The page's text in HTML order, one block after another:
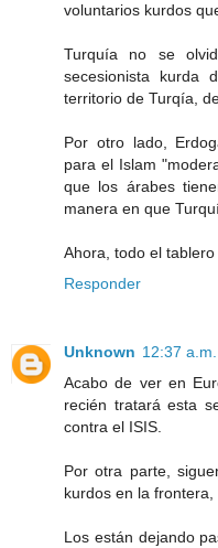
voluntarios kurdos
Turquía no se
secesionista kurda
territorio de Turqía,
Por otro lado,
para el Islam
que los árabes
manera en que
Ahora, todo el
Responder
Unknown 12:37 a.m.
Acabo de ver en
recién tratará esta
contra el ISIS.
Por otra parte,
kurdos en la frontera,
Los están dejando